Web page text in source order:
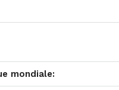
mondiale: